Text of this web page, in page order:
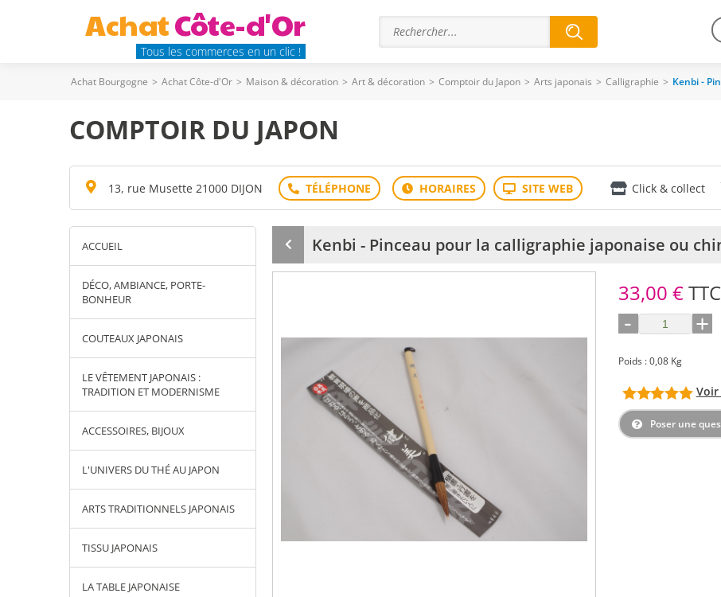
AchatCôte-d'Or
Tous les commerces en un clic !
Achat Bourgogne > Achat Côte-d'Or > Maison & décoration > Art & décoration > Comptoir du Japon > Arts japonais > Calligraphie > Kenbi -
COMPTOIR DU JAPON
13, rue Musette 21000 DIJON Click & collect
ACCUEIL
DÉCO, AMBIANCE, PORTE-
BONHEUR
COUTEAUX JAPONAIS
LE VÊTEMENT JAPONAIS :
TRADITION ET MODERNISME
ACCESSOIRES, BIJOUX
L'UNIVERS DU THÉ AU JAPON
ARTS TRADITIONNELS JAPONAIS
TISSU JAPONAIS
LA TABLE JAPONAISE
Produit
précédent
Kenbi - Pinceau pour la calligraphie japonaise ou
33,00 €TTC
- +
Poids : 0,08 Kg
Voir
Poser une